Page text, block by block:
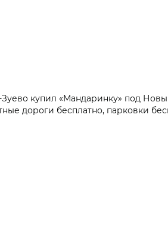
купил «Мандаринку» под
дороги бесплатно, парковки